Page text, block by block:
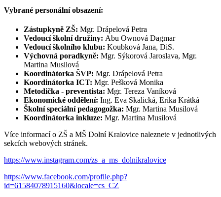
Vybrané personální obsazení:
Zástupkyně ZŠ: Mgr. Drápelová Petra
Vedoucí školní družiny: Abu Ownová Dagmar
Vedoucí školního klubu: Koubková Jana, DiS.
Výchovná poradkyně: Mgr. Sýkorová Jaroslava, Mgr.
Martina Musilová
Koordinátorka ŠVP: Mgr. Drápelová Petra
Koordinátorka ICT: Mgr. Pešková Monika
Metodička - preventista: Mgr. Tereza Vaníková
Ekonomické oddělení: Ing. Eva Skalická, Erika Krátká
Školní speciální pedagogožka: Mgr. Martina Musilová
Koordinátorka inkluze: Mgr. Martina Musilová
Více informací o ZŠ a MŠ Dolní Kralovice naleznete v jednotlivých
sekcích webových stránek.
https://www.instagram.com/zs_a_ms_dolnikralovice
https://www.facebook.com/profile.php?
id=61584078915160&locale=cs_CZ